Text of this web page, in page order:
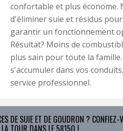
confortable et plus économe.
d'éliminer suie et résidus
garantir un fonctionnement
Résultat? Moins de
plus sain pour toute la
s'accumuler dans vos
service professionnel.
DE SUIE ET DE GOUDRON ?
LA TOUR DANS LE 58150 !